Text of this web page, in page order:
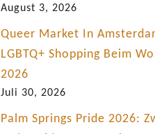
August 3, 2026
Queer Market In
LGBTQ+ Shopping Beim
2026
Juli 30, 2026
Palm Springs Pride 2026: